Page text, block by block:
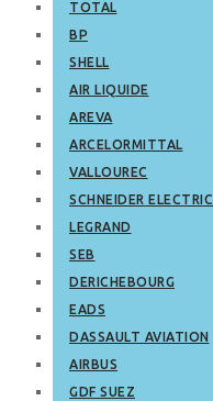
TOTAL
BP
SHELL
AIR LIQUIDE
AREVA
ARCELORMITTAL
VALLOUREC
SCHNEIDER ELECTRIC
LEGRAND
SEB
DERICHEBOURG
EADS
DASSAULT AVIATION
AIRBUS
GDF SUEZ